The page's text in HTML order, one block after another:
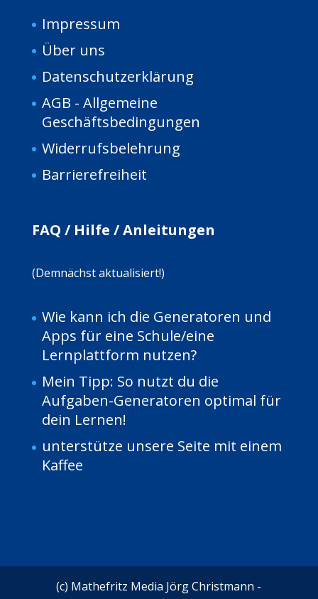
Impressum
Über uns
Datenschutzerklärung
AGB - Allgemeine
Geschäftsbedingungen
Widerrufsbelehrung
Barrierefreiheit
FAQ / Hilfe / Anleitungen
(Demnächst aktualisiert!)
Wie kann ich die Generatoren und
Apps für eine Schule/eine
Lernplattform nutzen?
Mein Tipp: So nutzt du die
Aufgaben-Generatoren optimal für
dein Lernen!
unterstütze unsere Seite mit einem
Kaffee
(c) Mathefritz Media Jörg Christmann -